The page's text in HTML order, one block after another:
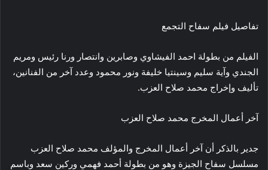
تفاصيل فيلم سفاح التجمع
الفيلم من بطولة احمد الفيشاوي وصابرين وانتصار ورنا رئيس ومريم
الجندي وآية سليم وسينتيا خليفة ونور محمود وعدد آخر من الفنانين،
تأليف وإخراج محمد صلاح العزب.
آخر أعمال المخرج محمد صلاح العزب
جدير بالذكر أن آخر أعمال المخرج والمؤلف محمد صلاح العزب
مسلسل سفاح الجيزة وهو من بطولة أحمد فهمي وركين سعد وباسم